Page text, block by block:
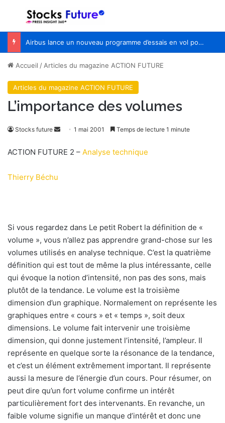
Menu
Airbus lance un nouveau programme d’essais en vol pour Wing of Tomorrow
Accueil /Articles du magazine ACTION FUTURE
Articles du magazine ACTION FUTURE
L’importance des volumes
Stocks future
v
n
c
o
u
1 mai 2001 Temps de lecture 1 minute
ACTION FUTURE 2 – Analyse technique
Thierry Béchu
Si vous regardez dans Le petit Robert la définition de «
volume », vous n’allez pas apprendre grand-chose sur les
volumes utilisés en analyse technique. C’est la quatrième
définition qui est tout de même la plus intéressante, celle
qui évoque la notion d’intensité, non pas des sons, mais
plutôt de la tendance. Le volume est la troisième
dimension d’un graphique. Normalement on représente les
graphiques entre « cours » et « temps », soit deux
dimensions. Le volume fait intervenir une troisième
dimension, qui donne justement l’intensité, l’ampleur. Il
représente en quelque sorte la résonance de la tendance,
et c’est un élément extrêmement important. Il représente
aussi la mesure de l’énergie d’un cours. Pour résumer, on
peut dire qu’un fort volume confirme un intérêt
particulièrement fort des intervenants. En revanche, un
faible volume signifie un manque d’intérêt et donc une